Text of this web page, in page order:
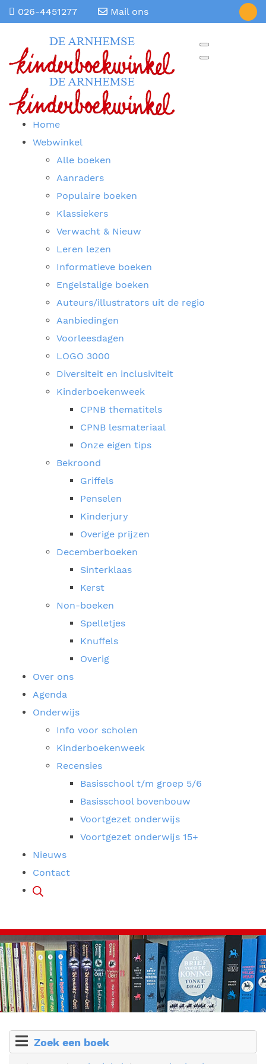
026-4451277 Mail ons
Home
Webwinkel
Alle boeken
Aanraders
Populaire boeken
Klassiekers
Verwacht & Nieuw
Leren lezen
Informatieve boeken
Engelstalige boeken
Auteurs/illustrators uit de regio
Aanbiedingen
Voorleesdagen
LOGO 3000
Diversiteit en inclusiviteit
Kinderboekenweek
CPNB thematitels
CPNB lesmateriaal
Onze eigen tips
Bekroond
Griffels
Penselen
Kinderjury
Overige prijzen
Decemberboeken
Sinterklaas
Kerst
Non-boeken
Spelletjes
Knuffels
Overig
Over ons
Agenda
Onderwijs
Info voor scholen
Kinderboekenweek
Recensies
Basisschool t/m groep 5/6
Basisschool bovenbouw
Voortgezet onderwijs
Voortgezet onderwijs 15+
Nieuws
Contact
Zoek een boek